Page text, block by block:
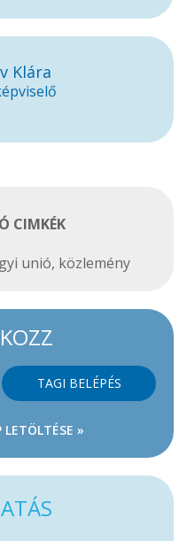
Klára
CIMKÉK
unió, közlemény
TAGI BELÉPÉS
LETÖLTÉSE »